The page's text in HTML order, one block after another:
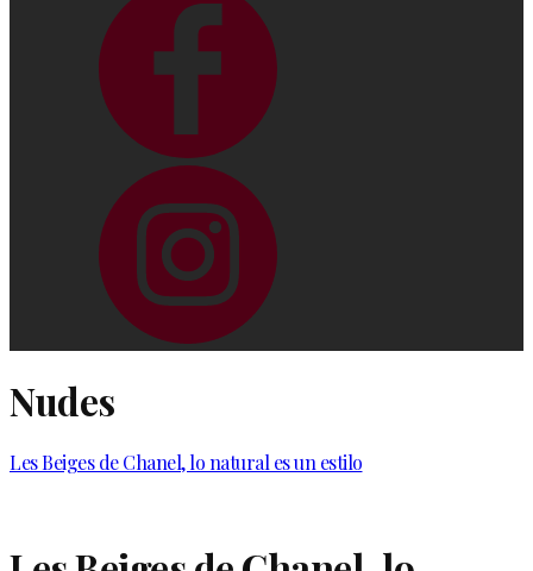
Nudes
Les Beiges de Chanel, lo natural es un estilo